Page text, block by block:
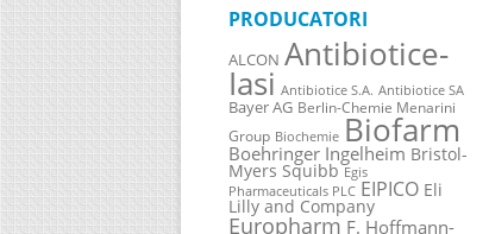
PRODUCATORI
ALCON Antibiotice-
Iasi Antibiotice S.A. Antibiotice SA
Bayer AG Berlin-Chemie Menarini
Group Biochemie Biofarm
Boehringer Ingelheim Bristol-
Myers Squibb Egis
Pharmaceuticals PLC EIPICO Eli
Lilly and Company
Europharm F. Hoffmann-